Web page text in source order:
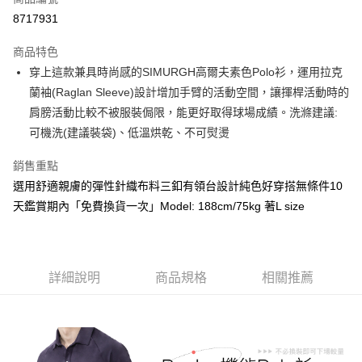
超商取貨付款
Apple Pay
悠遊付
Google Pay
ATM付款
付款後全家取貨
7-11取貨付款
每筆NT$60，滿NT$1,000(含以上)免運費
8717931
商品特色
穿上這款兼具時尚感的SIMURGH高爾夫素色Polo衫，運用拉克
蘭袖(Raglan Sleeve)設計增加手臂的活動空間，讓揮桿活動時的
肩膀活動比較不被服裝侷限，能更好取得球場成績。洗滌建議:
可機洗(建議裝袋)、低溫烘乾、不可熨燙
銷售重點
選用舒適親膚的彈性針織布料三釦有領台設計純色好穿搭無條件10
天鑑賞期內「免費換貨一次」Model: 188cm/75kg 著L size
詳細說明 商品規格 相關推薦